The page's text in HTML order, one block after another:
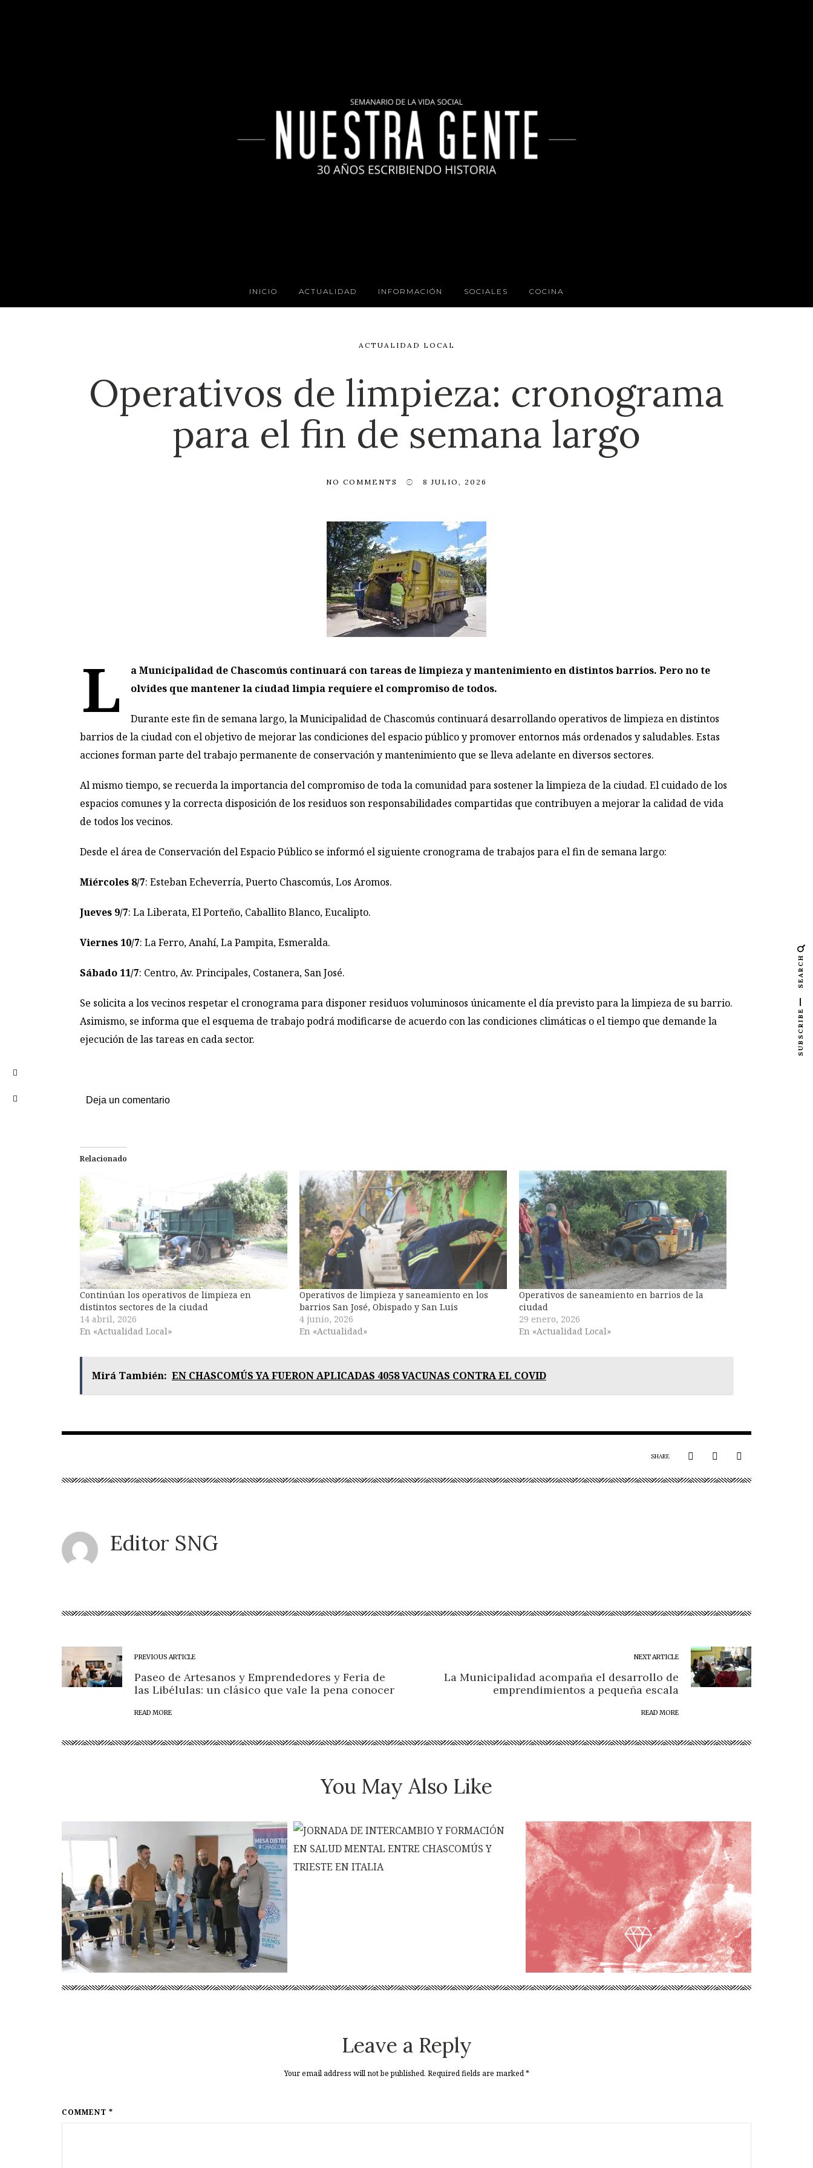
INICIO ACTUALIDAD INFORMACIÓN SOCIALES COCINA
ACTUALIDAD LOCAL
Operativos de limpieza: cronograma
para el fin de semana largo
NO COMMENTS 8 JULIO, 2026
L
a Municipalidad de Chascomús continuará con tareas de limpieza y mantenimiento en distintos barrios. Pero no te
olvides que mantener la ciudad limpia requiere el compromiso de todos.
Durante este fin de semana largo, la Municipalidad de Chascomús continuará desarrollando operativos de limpieza en distintos
barrios de la ciudad con el objetivo de mejorar las condiciones del espacio público y promover entornos más ordenados y saludables. Estas
acciones forman parte del trabajo permanente de conservación y mantenimiento que se lleva adelante en diversos sectores.
Al mismo tiempo, se recuerda la importancia del compromiso de toda la comunidad para sostener la limpieza de la ciudad. El cuidado de los
espacios comunes y la correcta disposición de los residuos son responsabilidades compartidas que contribuyen a mejorar la calidad de vida
de todos los vecinos.
Desde el área de Conservación del Espacio Público se informó el siguiente cronograma de trabajos para el fin de semana largo:
Miércoles 8/7: Esteban Echeverría, Puerto Chascomús, Los Aromos.
Jueves 9/7: La Liberata, El Porteño, Caballito Blanco, Eucalipto.
Viernes 10/7: La Ferro, Anahí, La Pampita, Esmeralda.
Sábado 11/7: Centro, Av. Principales, Costanera, San José.
Se solicita a los vecinos respetar el cronograma para disponer residuos voluminosos únicamente el día previsto para la limpieza de su barrio.
Asimismo, se informa que el esquema de trabajo podrá modificarse de acuerdo con las condiciones climáticas o el tiempo que demande la
ejecución de las tareas en cada sector.
Deja un comentario
Relacionado
Continúan los operativos de limpieza en
distintos sectores de la ciudad
14 abril, 2026
En «Actualidad Local»
Operativos de limpieza y saneamiento en los
barrios San José, Obispado y San Luis
4 junio, 2026
En «Actualidad»
Operativos de saneamiento en barrios de la
ciudad
29 enero, 2026
En «Actualidad Local»
Mirá También: EN CHASCOMÚS YA FUERON APLICADAS 4058 VACUNAS CONTRA EL COVID
SHARE
Editor SNG
PREVIOUS ARTICLE
Paseo de Artesanos y Emprendedores y Feria de
las Libélulas: un clásico que vale la pena conocer
READ MORE
NEXT ARTICLE
La Municipalidad acompaña el desarrollo de
emprendimientos a pequeña escala
READ MORE
You May Also Like
Leave a Reply
Your email address will not be published. Required fields are marked*
COMMENT *
SEARCH
SUBSCRIBE